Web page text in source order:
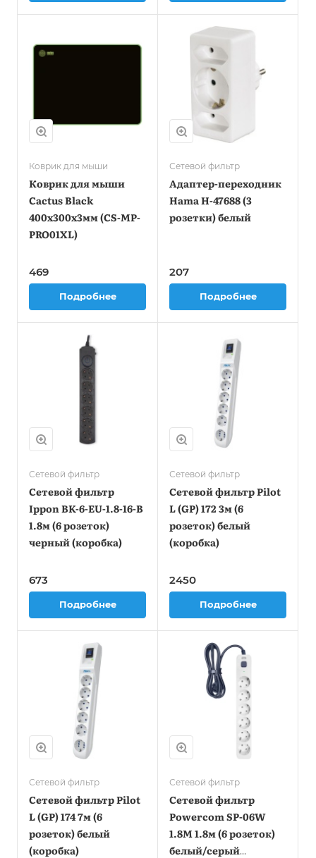
Коврик для мыши
Коврик для мыши
Cactus Black
400x300x3мм (CS-MP-
PRO01XL)
469
Подробнее
Сетевой фильтр
Адаптер-переходник
Hama H-47688 (3
розетки) белый
207
Подробнее
Сетевой фильтр
Сетевой фильтр
Ippon BK-6-EU-1.8-16-B
1.8м (6 розеток)
черный (коробка)
673
Подробнее
Сетевой фильтр
Сетевой фильтр Pilot
L (GP) 172 3м (6
розеток) белый
(коробка)
2450
Подробнее
Сетевой фильтр
Сетевой фильтр Pilot
L (GP) 174 7м (6
розеток) белый
(коробка)
Сетевой фильтр
Сетевой фильтр
Powercom SP-06W
1.8М 1.8м (6 розеток)
белый/серый